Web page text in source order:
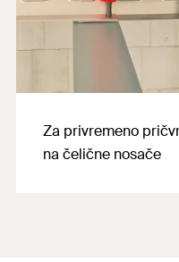
Za privremeno
na čelične nosače